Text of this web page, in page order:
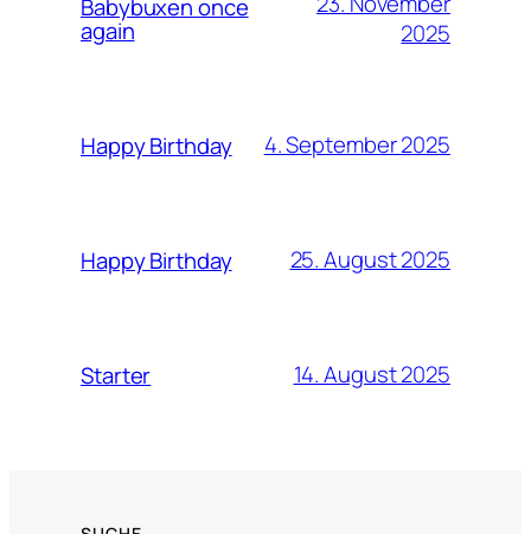
Babybuxen once
again
2025
Happy Birthday 4. September 2025
Happy Birthday 25. August 2025
Starter 14. August 2025